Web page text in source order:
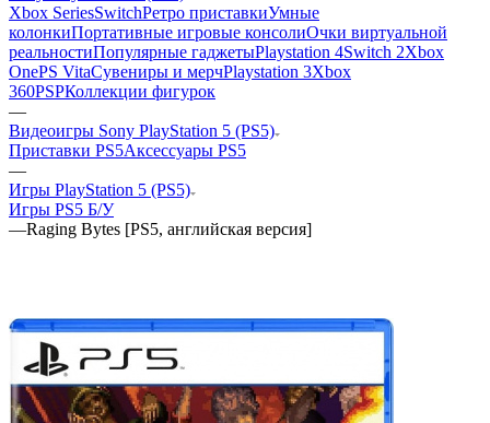
Xbox SeriesSwitchРетро приставкиУмные
колонкиПортативные игровые консолиОчки виртуальной
реальностиПопулярные гаджетыPlaystation 4Switch 2Xbox
OnePS VitaСувениры и мерчPlaystation 3Xbox
360PSPКоллекции фигурок
—
Видеоигры Sony PlayStation 5 (PS5)
Приставки PS5Аксессуары PS5
—
Игры PlayStation 5 (PS5)
Игры PS5 Б/У
—Raging Bytes [PS5, английская версия]